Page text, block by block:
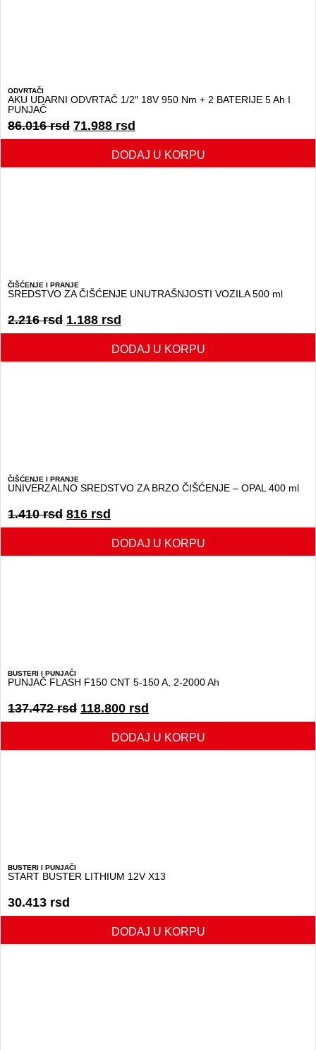
ODVRTAČI
AKU UDARNI ODVRTAČ 1/2″ 18V 950 Nm + 2 BATERIJE 5 Ah I
PUNJAČ
86.016rsd 71.988 rsd
DODAJ U KORPU
ČIŠĆENJE I PRANJE
SREDSTVO ZA ČIŠĆENJE UNUTRAŠNJOSTI VOZILA 500 ml
2.216rsd 1.188 rsd
DODAJ U KORPU
ČIŠĆENJE I PRANJE
UNIVERZALNO SREDSTVO ZA BRZO ČIŠĆENJE – OPAL 400 ml
1.410rsd 816 rsd
DODAJ U KORPU
BUSTERI I PUNJAČI
PUNJAČ FLASH F150 CNT 5-150 A, 2-2000 Ah
137.472rsd 118.800 rsd
DODAJ U KORPU
BUSTERI I PUNJAČI
START BUSTER LITHIUM 12V X13
30.413 rsd
DODAJ U KORPU